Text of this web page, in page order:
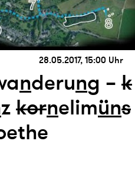
28.05.2017, 15:00 Uhr
nderung – k
zkornelimüns